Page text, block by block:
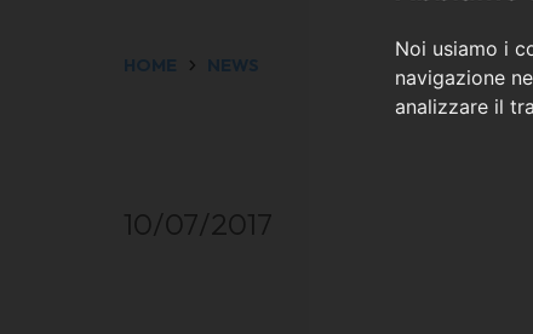
Noi usiamo i
navigazione
analizzare il
HOME NEWS
10/07/2017